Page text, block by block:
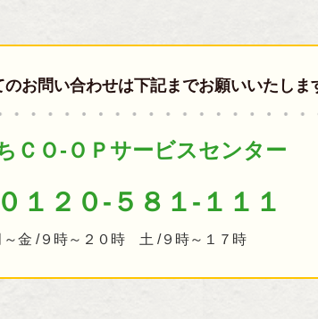
のお問い合わせは下記までお願いいたしま
ＣＯ-ＯＰサービスセンター
０１２０-５８１-１１１
～金 /９時～２０時 土 /９時～１７時